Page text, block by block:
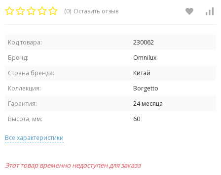
(0) Оставить отзыв
Код товара:
230062
Бренд:
Omnilux
Страна бренда:
Китай
Коллекция:
Borgetto
Гарантия:
24 месяца
Высота, мм:
60
Все характеристики
Этот товар временно недоступен для заказа